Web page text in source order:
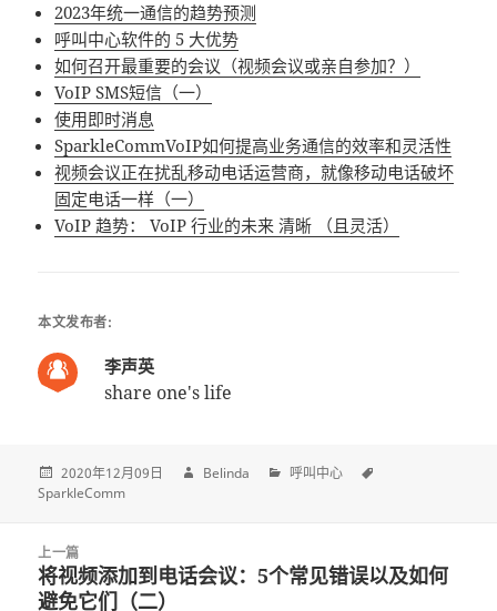
2023年统一通信的趋势预测
呼叫中心软件的 5 大优势
如何召开最重要的会议（视频会议或亲自参加？）
VoIP SMS短信（一）
使用即时消息
SparkleCommVoIP如何提高业务通信的效率和灵活性
视频会议正在扰乱移动电话运营商，就像移动电话破坏
固定电话一样（一）
VoIP 趋势： VoIP 行业的未来 清晰 （且​​灵活）
本文发布者:
李声英
share one's life
2020年12月09日 Belinda
呼叫中心
SparkleComm
navigation
上一篇
上
一
将视频添加到电话会议：5个常见错误以及如何
避免它们（二）